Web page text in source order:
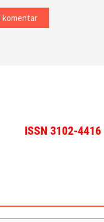
ISSN 3102-4416